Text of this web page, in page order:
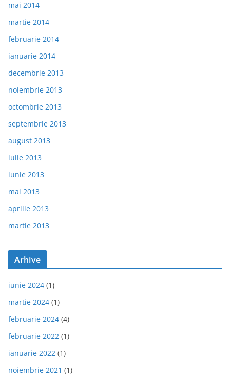
mai 2014
martie 2014
februarie 2014
ianuarie 2014
decembrie 2013
noiembrie 2013
octombrie 2013
septembrie 2013
august 2013
iulie 2013
iunie 2013
mai 2013
aprilie 2013
martie 2013
Arhive
iunie 2024 (1)
martie 2024 (1)
februarie 2024 (4)
februarie 2022 (1)
ianuarie 2022 (1)
noiembrie 2021 (1)